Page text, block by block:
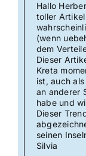
Hallo
toller
(wenn
dem
Dieser
Kreta
ist, auch
an anderer
habe und
Dieser
seinen
Silvia